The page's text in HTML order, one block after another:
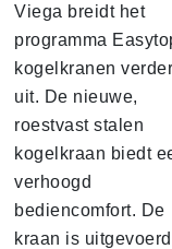
Viega breidt het
programma
kogelkranen verder
uit. De nieuwe,
roestvast stalen
kogelkraan biedt
verhoogd
bediencomfort. De
kraan is